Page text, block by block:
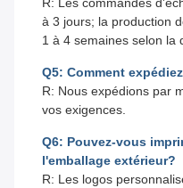
R: Les commandes
à 3 jours; la production
1 à 4 semaines selon la
Q5: Comment
R: Nous expédions par
vos exigences.
Q6: Pouvez-vous
l'emballage extérieur?
R: Les logos